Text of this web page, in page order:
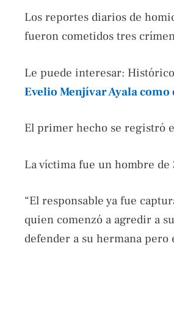
Los reportes diarios de
fueron cometidos tres
Le puede interesar:
Evelio Menjívar Ayala
El primer hecho se registró
La víctima fue un hombre de
“El responsable ya fue
quien comenzó a agredir a
defender a su hermana